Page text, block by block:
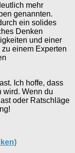
mehr
genannten.
ein solides
Denken
und einer
einem Experten
Ich hoffe, dass
wird. Wenn du
oder Ratschläge